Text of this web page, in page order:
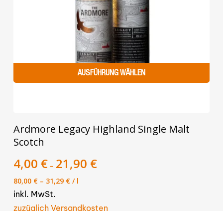
AUSFÜHRUNG WÄHLEN
Produkt
weist
mehrere
auf.
Die
Ardmore Legacy Highland Single Malt
Scotch
4,00 € – 21,90 €
80,00 €– 31,29 €/ l
inkl. MwSt.
zuzüglich Versandkosten